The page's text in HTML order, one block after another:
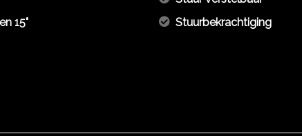
15"
Stuurbekrachtiging